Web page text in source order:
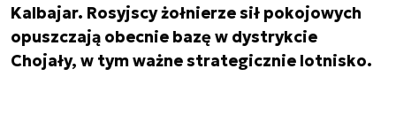
Kalbajar. Rosyjscy żołnierze sił pokojowych
opuszczają obecnie bazę w dystrykcie
Chojały, w tym ważne strategicznie lotnisko.